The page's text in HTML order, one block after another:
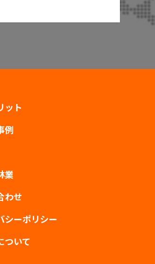
ット
例
業
わせ
シーポリシー
ついて